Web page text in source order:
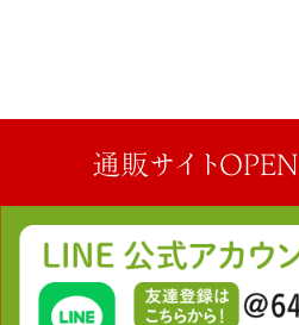
通販サイトOPEN